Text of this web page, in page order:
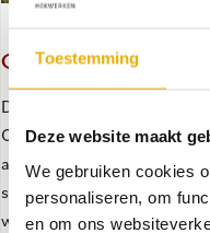
Toestemming
Deze website maakt
We gebruiken cookies
personaliseren, om
en om ons
GAASHEKWERK
De palen, met een
CA. 90 cm in de grond
aluminium doorvoer-kop
stalen bovenbuis met een
worden voorzien van